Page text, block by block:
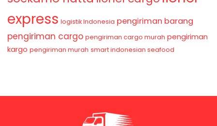
express logistik Indonesia pengiriman barang
pengiriman cargo pengiriman cargo murah pengiriman
kargo pengiriman murah smart indonesian seafood